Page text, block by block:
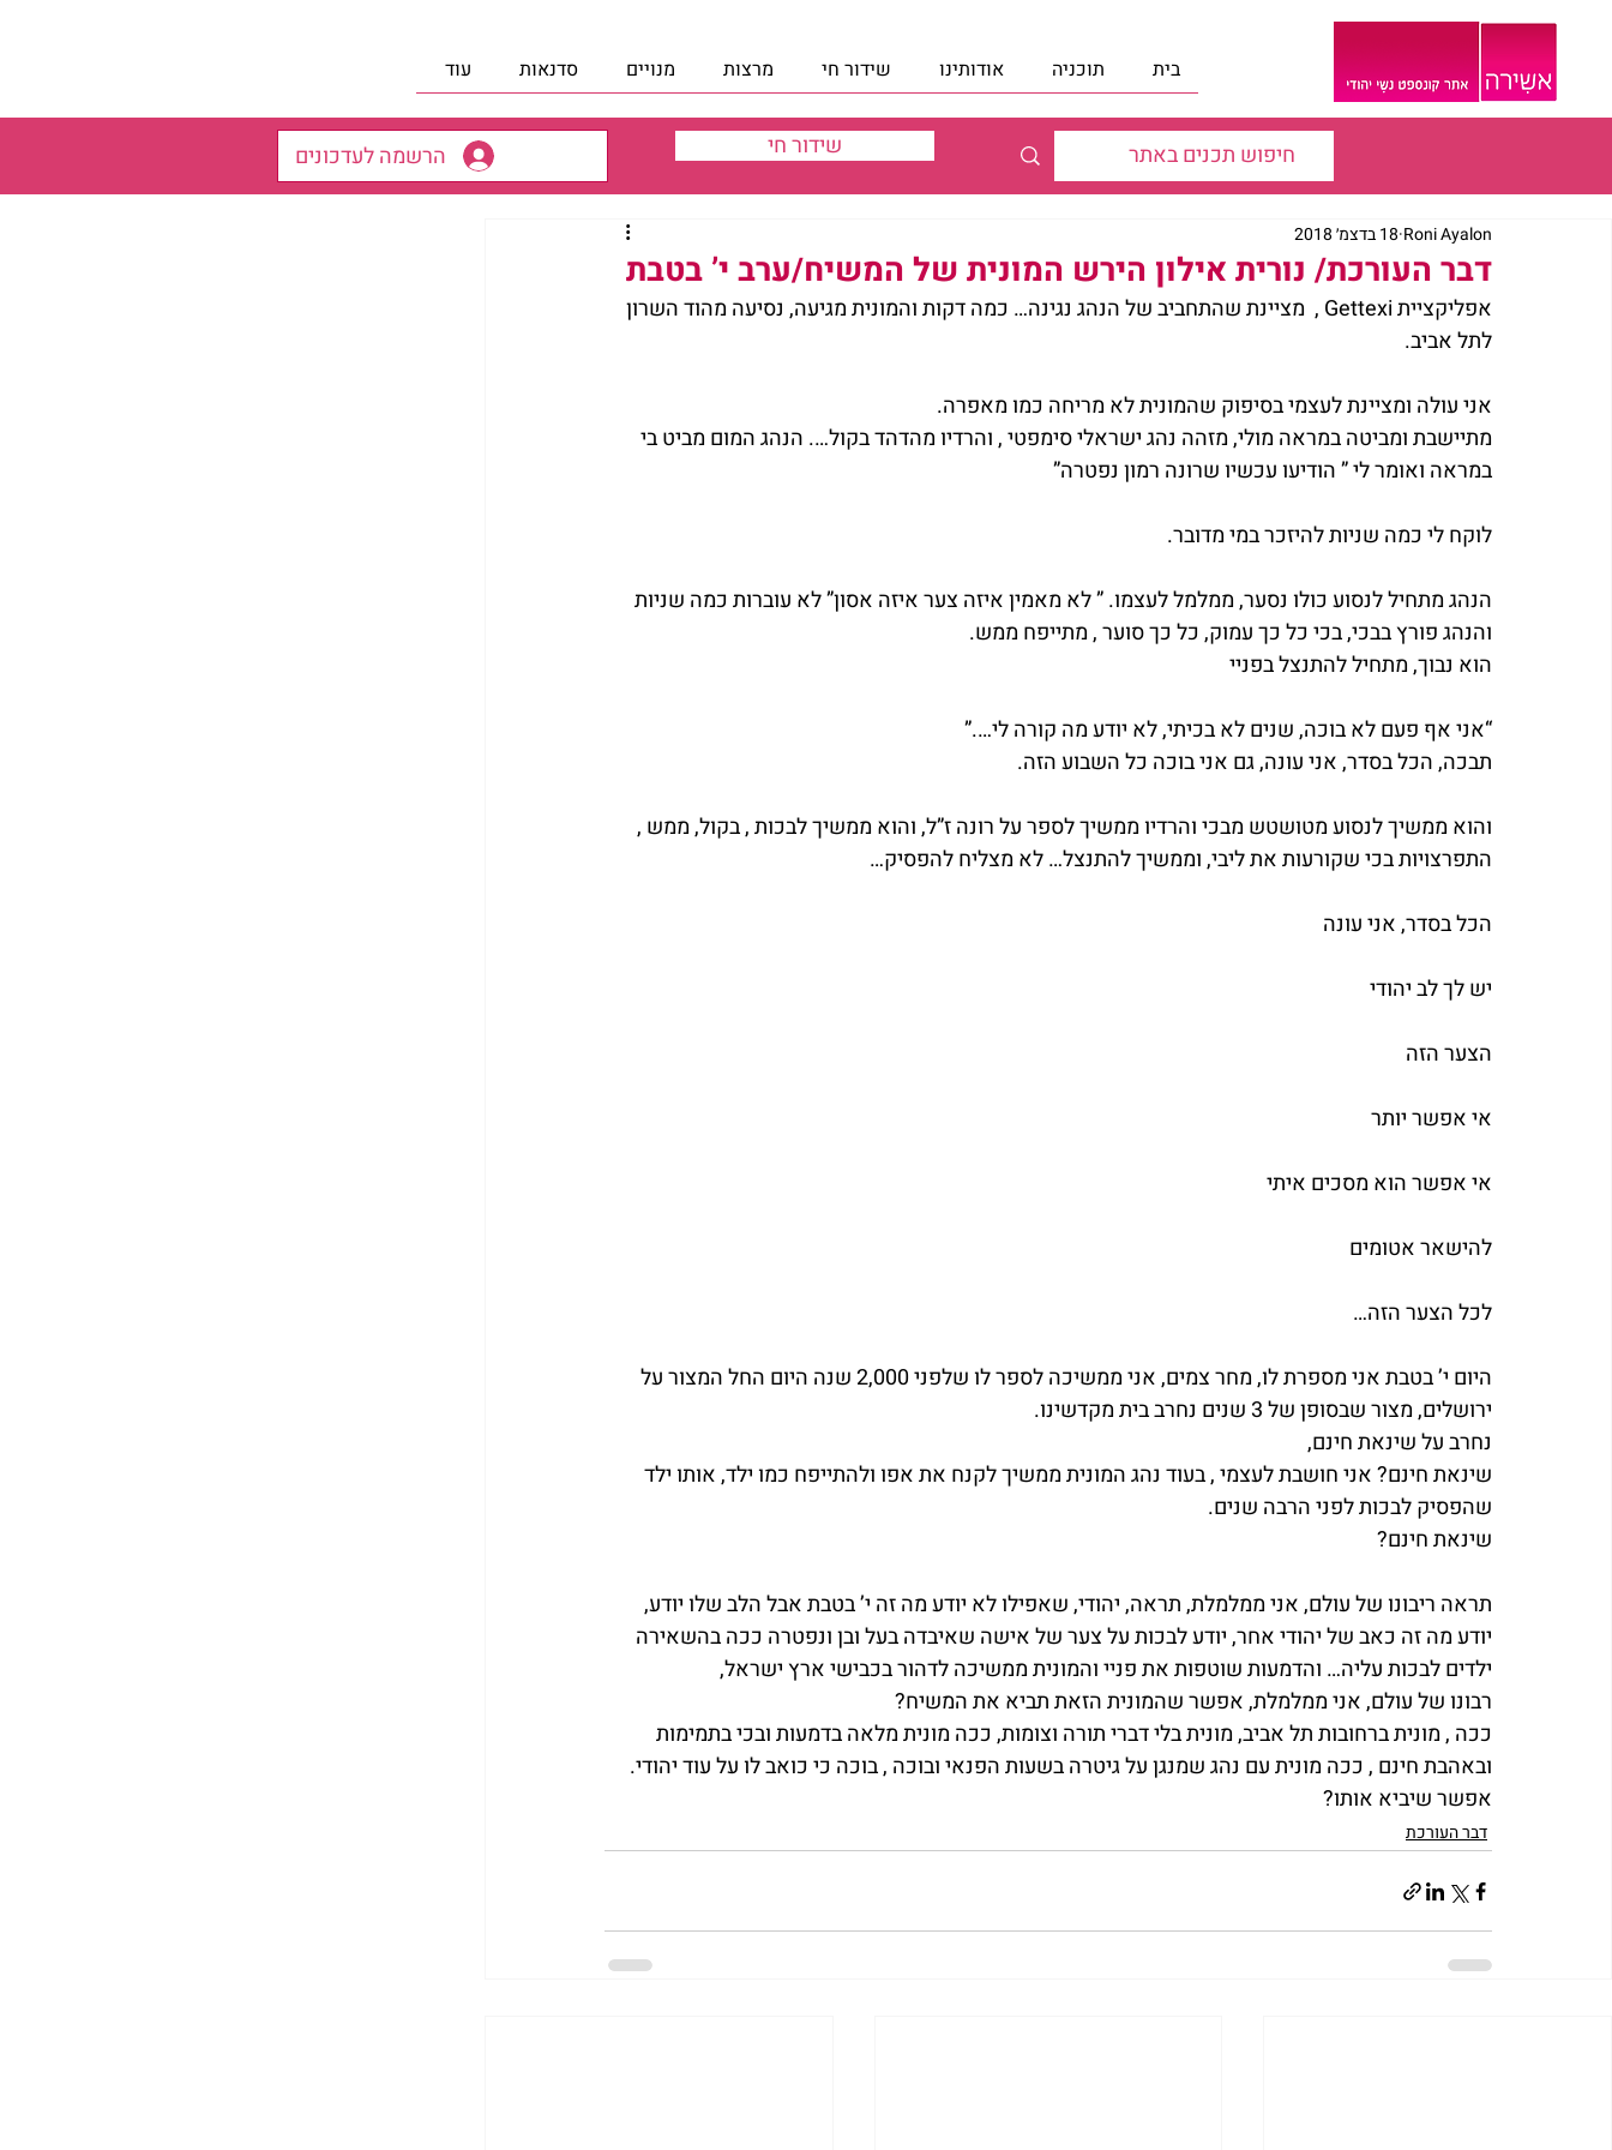
בית תוכניה אודותינו שידור חי מרצות מנויים סדנאות עוד
הרשמה לעדכונים שידור חי
דבר העורכת/ נורית אילון הירש המונית של המשיח/ערב י’ בטבת
Roni Ayalon 18 בדצמ׳ 2018
אפליקציית Gettexi ,  מציינת שהתחביב של הנהג נגינה… כמה דקות והמונית מגיעה, נסיעה מהוד השרון
לתל אביב.
אני עולה ומציינת לעצמי בסיפוק שהמונית לא מריחה כמו מאפרה.
מתיישבת ומביטה במראה מולי, מזהה נהג ישראלי סימפטי , והרדיו מהדהד בקול…. הנהג המום מביט בי
במראה ואומר לי ” הודיעו עכשיו שרונה רמון נפטרה”
לוקח לי כמה שניות להיזכר במי מדובר.
הנהג מתחיל לנסוע כולו נסער, ממלמל לעצמו. ” לא מאמין איזה צער איזה אסון” לא עוברות כמה שניות
והנהג פורץ בבכי, בכי כל כך עמוק, כל כך סוער , מתייפח ממש.
הוא נבוך, מתחיל להתנצל בפניי
“אני אף פעם לא בוכה, שנים לא בכיתי, לא יודע מה קורה לי….”
תבכה, הכל בסדר, אני עונה, גם אני בוכה כל השבוע הזה.
והוא ממשיך לנסוע מטושטש מבכי והרדיו ממשיך לספר על רונה ז”ל, והוא ממשיך לבכות , בקול, ממש ,
התפרצויות בכי שקורעות את ליבי, וממשיך להתנצל… לא מצליח להפסיק…
הכל בסדר, אני עונה
יש לך לב יהודי
הצער הזה
אי אפשר יותר
אי אפשר הוא מסכים איתי
להישאר אטומים
לכל הצער הזה…
היום י’ בטבת אני מספרת לו, מחר צמים, אני ממשיכה לספר לו שלפני 2,000 שנה היום החל המצור על
ירושלים, מצור שבסופן של 3 שנים נחרב בית מקדשינו.
נחרב על שינאת חינם,
שינאת חינם? אני חושבת לעצמי , בעוד נהג המונית ממשיך לקנח את אפו ולהתייפח כמו ילד, אותו ילד
שהפסיק לבכות לפני הרבה שנים.
שינאת חינם?
תראה ריבונו של עולם, אני ממלמלת, תראה, יהודי, שאפילו לא יודע מה זה י’ בטבת אבל הלב שלו יודע,
יודע מה זה כאב של יהודי אחר, יודע לבכות על צער של אישה שאיבדה בעל ובן ונפטרה ככה בהשאירה
ילדים לבכות עליה… והדמעות שוטפות את פניי והמונית ממשיכה לדהור בכבישי ארץ ישראל,
רבונו של עולם, אני ממלמלת, אפשר שהמונית הזאת תביא את המשיח?
ככה , מונית ברחובות תל אביב, מונית בלי דברי תורה וצומות, ככה מונית מלאה בדמעות ובכי בתמימות
ובאהבת חינם , ככה מונית עם נהג שמנגן על גיטרה בשעות הפנאי ובוכה , בוכה כי כואב לו על עוד יהודי.
אפשר שיביא אותו?
דבר העורכת